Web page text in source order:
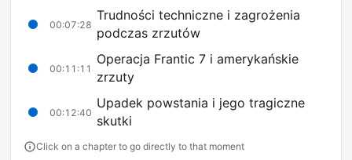
00:07:28
Trudności techniczne i zagrożenia
podczas zrzutów
00:11:11
Operacja Frantic 7 i amerykańskie
zrzuty
00:12:40
Upadek powstania i jego tragiczne
skutki
Click on a chapter to go directly to that moment